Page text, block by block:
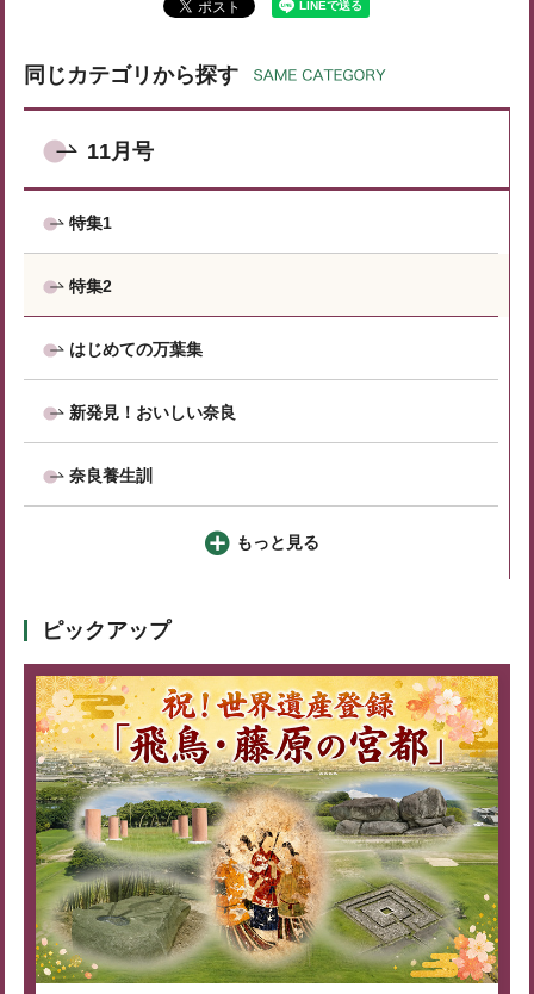
同じカテゴリから探す
11月号
特集1
特集2
はじめての万葉集
新発見！おいしい奈良
奈良養生訓
もっと見る
ピックアップ